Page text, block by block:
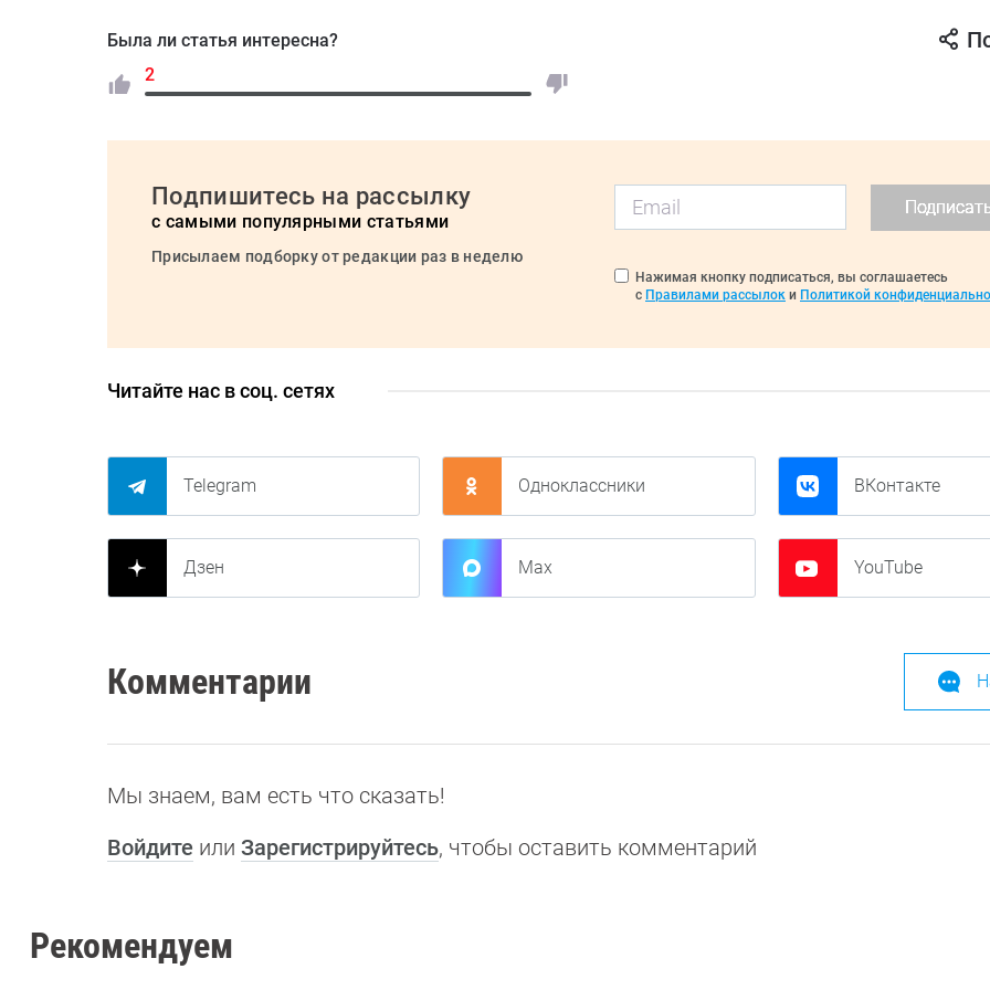
Была ли статья интересна?
2
Подпишитесь на рассылку
с самыми популярными статьями
Присылаем подборку от редакции раз в неделю
Нажимая кнопку подписаться, вы соглашаетесь
с Правилами рассылок и Политикой
Читайте нас в соц. сетях
Telegram Одноклассники ВКонтакте
Дзен Max YouTube
Комментарии
Мы знаем, вам есть что сказать!
Войдите или Зарегистрируйтесь, чтобы оставить комментарий
Рекомендуем